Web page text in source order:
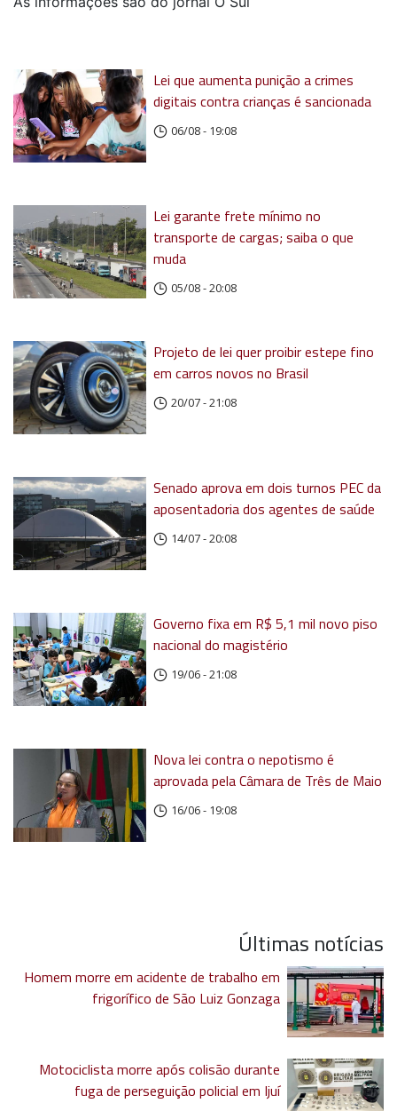
Lei que aumenta punição a crimes
digitais contra crianças é sancionada
06/08 - 19:08
Lei garante frete mínimo no
transporte de cargas; saiba o que
muda
05/08 - 20:08
Projeto de lei quer proibir estepe fino
em carros novos no Brasil
20/07 - 21:08
Senado aprova em dois turnos PEC da
aposentadoria dos agentes de saúde
14/07 - 20:08
Governo fixa em R$ 5,1 mil novo piso
nacional do magistério
19/06 - 21:08
Nova lei contra o nepotismo é
aprovada pela Câmara de Três de Maio
16/06 - 19:08
Últimas notícias
Homem morre em acidente de trabalho em
frigorífico de São Luiz Gonzaga
Motociclista morre após colisão durante
fuga de perseguição policial em Ijuí